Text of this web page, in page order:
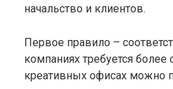
начальство и клиентов.
Первое правило –
компаниях требуется
креативных офисах можно